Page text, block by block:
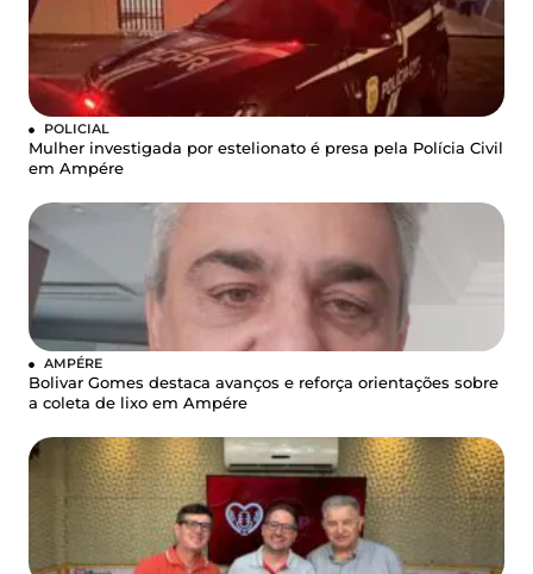
POLICIAL
Mulher investigada por estelionato é presa pela Polícia Civil
em Ampére
AMPÉRE
Bolivar Gomes destaca avanços e reforça orientações sobre
a coleta de lixo em Ampére